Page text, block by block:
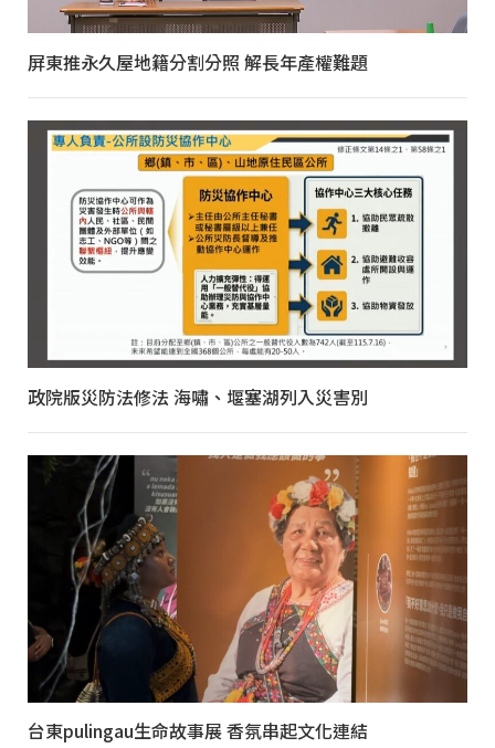
屏東推永久屋地籍分割分照 解長年產權難題
政院版災防法修法 海嘯、堰塞湖列入災害別
台東pulingau生命故事展 香氛串起文化連結